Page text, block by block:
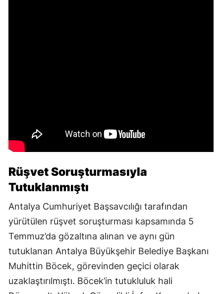
Rüşvet Soruşturmasıyla
Tutuklanmıştı
Antalya Cumhuriyet Başsavcılığı tarafından
yürütülen rüşvet soruşturması kapsamında 5
Temmuz’da gözaltına alınan ve aynı gün
tutuklanan Antalya Büyükşehir Belediye Başkanı
Muhittin Böcek, görevinden geçici olarak
uzaklaştırılmıştı. Böcek’in tutukluluk hali